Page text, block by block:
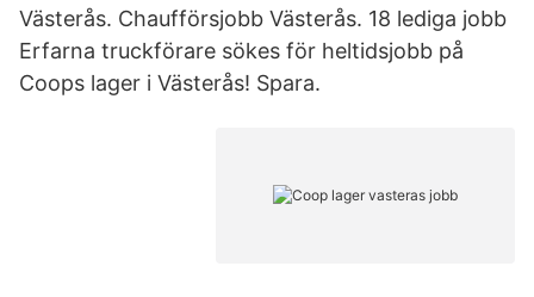
Västerås. Chaufförsjobb Västerås. 18 lediga jobb
Erfarna truckförare sökes för heltidsjobb på
Coops lager i Västerås! Spara.